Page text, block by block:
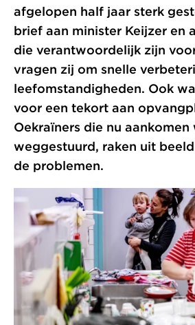
afgelopen half jaar sterk
brief aan minister Keijzer en
die verantwoordelijk zijn
vragen zij om snelle
leefomstandigheden. Ook
voor een tekort aan
Oekraïners die nu aankomen
weggestuurd, raken uit
de problemen.